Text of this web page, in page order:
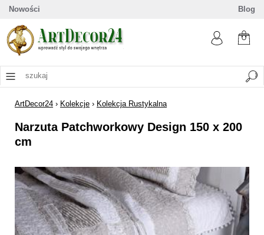
Nowości Blog
ArtDecor24 › Kolekcje › Kolekcja Rustykalna
Narzuta Patchworkowy Design 150 x 200
cm